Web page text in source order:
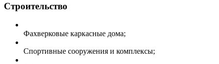
Строительство
Фахверковые каркасные дома;
Спортивные сооружения и комплексы;